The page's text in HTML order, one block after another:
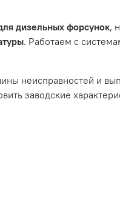
износу. Это
износом.
дизельных форсунок,
. Работаем с
неисправностей и
заводские